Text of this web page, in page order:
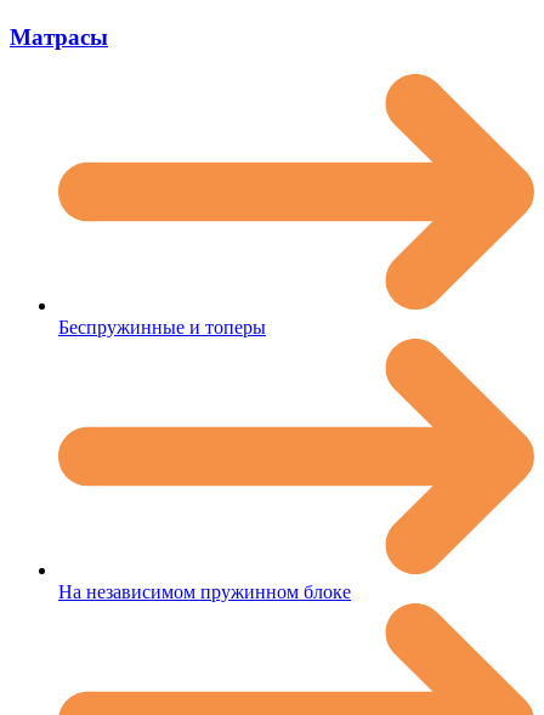
Матрасы
Беспружинные и топеры
На независимом пружинном блоке